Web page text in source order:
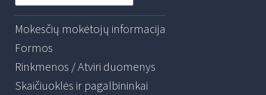
Mokesčių mokėtojų informacija
Formos
Rinkmenos / Atviri duomenys
Skaičiuoklės ir pagalbininkai